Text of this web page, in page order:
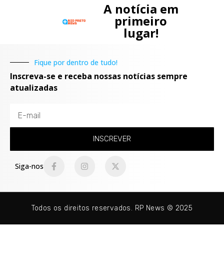
A notícia em
primeiro
lugar!
Fique por dentro de tudo!
Inscreva-se e receba nossas notícias sempre
atualizadas
INSCREVER
Siga-nos
Todos os direitos reservados. RP News © 2025